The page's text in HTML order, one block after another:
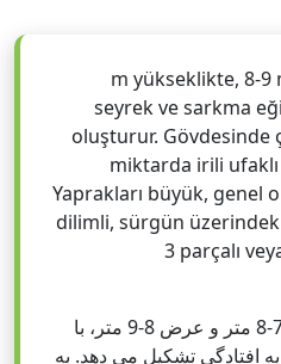
7-8 m yükseklikte,
seyrek ve sarkma
oluşturur. Gövdesinde
miktarda irili
Yaprakları büyük, genel
dilimli, sürgün
3 parçalı
ترجمه:تاجی پهن به ارتفاع 7-8 متر و عرض 8-9 متر، با
افتادگی تشکیل می دهد. به